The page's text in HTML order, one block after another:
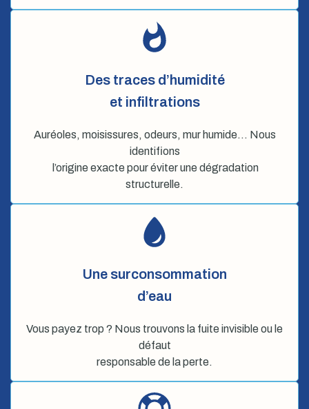
Des traces d’humidité
et infiltrations
Auréoles, moisissures, odeurs, mur humide… Nous
identifions
l’origine exacte pour éviter une dégradation
structurelle.
Une surconsommation
d’eau
Vous payez trop ? Nous trouvons la fuite invisible ou le
défaut
responsable de la perte.